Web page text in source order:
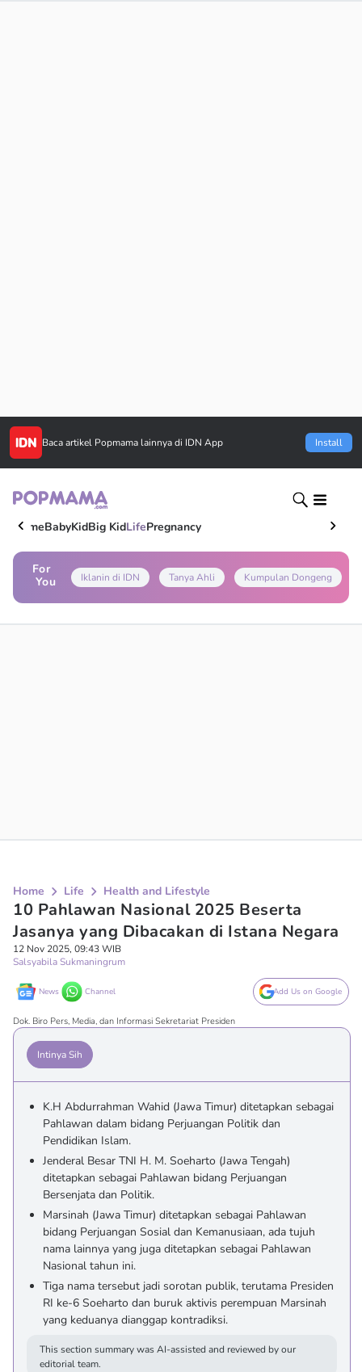
Baca artikel Popmama lainnya di IDN App Install
HomeBabyKidBig KidLifePregnancy
For
You
Iklanin di IDN Tanya Ahli Kumpulan Dongeng
Home Life Health and Lifestyle
10 Pahlawan Nasional 2025 Beserta
Jasanya yang Dibacakan di Istana Negara
12 Nov 2025, 09:43 WIB
Salsyabila Sukmaningrum
News Channel Add Us on Google
Dok. Biro Pers, Media, dan Informasi Sekretariat Presiden
Intinya Sih
K.H Abdurrahman Wahid (Jawa Timur) ditetapkan sebagai
Pahlawan dalam bidang Perjuangan Politik dan
Pendidikan Islam.
Jenderal Besar TNI H. M. Soeharto (Jawa Tengah)
ditetapkan sebagai Pahlawan bidang Perjuangan
Bersenjata dan Politik.
Marsinah (Jawa Timur) ditetapkan sebagai Pahlawan
bidang Perjuangan Sosial dan Kemanusiaan, ada tujuh
nama lainnya yang juga ditetapkan sebagai Pahlawan
Nasional tahun ini.
Tiga nama tersebut jadi sorotan publik, terutama Presiden
RI ke-6 Soeharto dan buruk aktivis perempuan Marsinah
yang keduanya dianggap kontradiksi.
This section summary was AI-assisted and reviewed by our
editorial team.